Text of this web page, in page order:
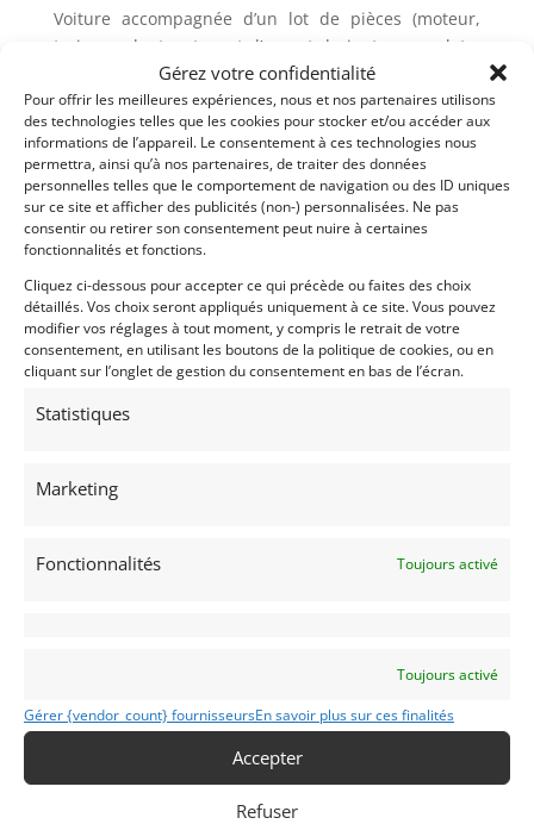
Gérez votre confidentialité
Pour offrir les meilleures expériences, nous et nos partenaires utilisons
des technologies telles que les cookies pour stocker et/ou accéder aux
informations de l’appareil. Le consentement à ces technologies nous
permettra, ainsi qu’à nos partenaires, de traiter des données
personnelles telles que le comportement de navigation ou des ID uniques
sur ce site et afficher des publicités (non-) personnalisées. Ne pas
consentir ou retirer son consentement peut nuire à certaines
fonctionnalités et fonctions.
Cliquez ci-dessous pour accepter ce qui précède ou faites des choix
détaillés. Vos choix seront appliqués uniquement à ce site. Vous pouvez
modifier vos réglages à tout moment, y compris le retrait de votre
consentement, en utilisant les boutons de la politique de cookies, ou en
cliquant sur l’onglet de gestion du consentement en bas de l’écran.
Statistiques
Marketing
Fonctionnalités Toujours activé
Toujours activé
Gérer {vendor_count} fournisseursEn savoir plus sur ces finalités
Accepter
Refuser
Voiture accompagnée d’un lot de pièces (moteur,
trains roulants, etc… et d’un set de jantes complet –
détails disponibles sur demande).
Probablement l’une des plus belles lignes de formule
ford de l’époque.
Le prix tient compte de l’ensemble des pièces
accompagnant la voiture.
Partager cette annonce
Passeport
(PTHN)
AUTO
Formule Ford Historique
Formule Ford Kent